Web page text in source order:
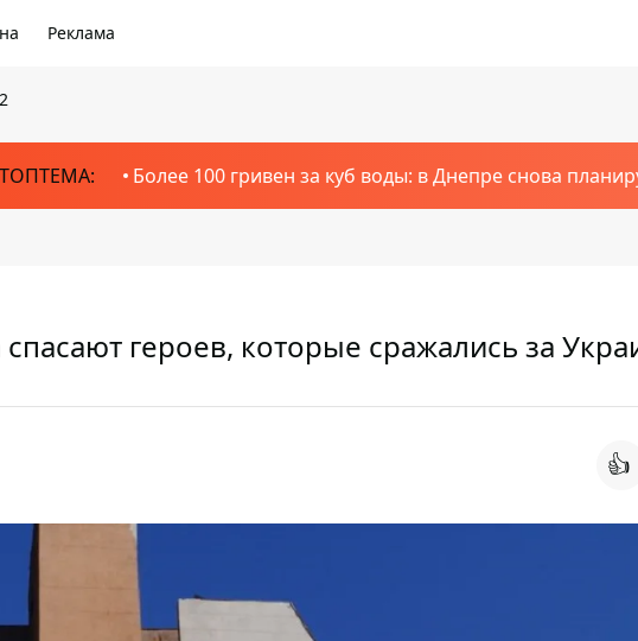
Реклама
ТОПТЕМА: Более 100 гривен за куб воды: в Днепре снова
героев, которые сражались за
👍